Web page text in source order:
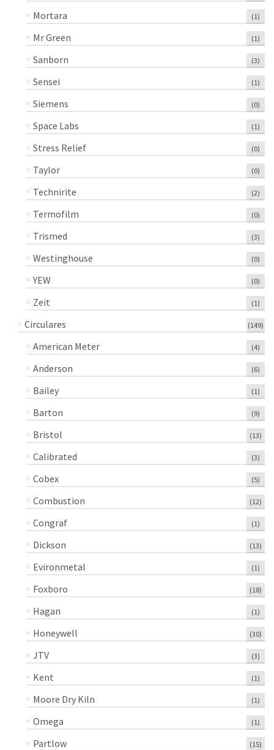
Mortara (1)
Mr Green (1)
Sanborn (3)
Sensei (1)
Siemens (0)
Space Labs (1)
Stress Relief (0)
Taylor (0)
Technirite (2)
Termofilm (0)
Trismed (3)
Westinghouse (0)
YEW (0)
Zeit (1)
Circulares (149)
American Meter (4)
Anderson (6)
Bailey (1)
Barton (9)
Bristol (13)
Calibrated (3)
Cobex (5)
Combustion (12)
Congraf (1)
Dickson (13)
Evironmetal (1)
Foxboro (18)
Hagan (1)
Honeywell (30)
JTV (3)
Kent (1)
Moore Dry Kiln (1)
Omega (1)
Partlow (15)